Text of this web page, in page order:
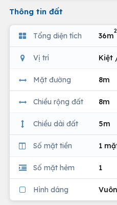
Thông tin đất
Tổng diện tích 36m
2
Vị trí Kiệt
Mặt đường 8m
Chiều rộng đất 8m
Chiều dài đất 5m
Số mặt tiền 1
Số mặt hẻm 1
Hình dáng